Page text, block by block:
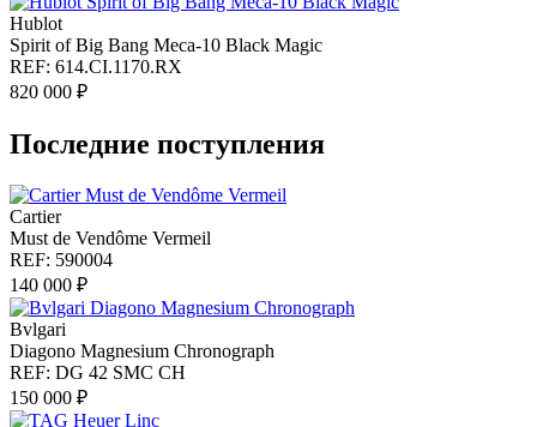
Hublot
Spirit of Big Bang Meca-10 Black Magic
REF: 614.CI.1170.RX
820 000 ₽
Последние поступления
Cartier
Must de Vendôme Vermeil
REF: 590004
140 000 ₽
Bvlgari
Diagono Magnesium Chronograph
REF: DG 42 SMC CH
150 000 ₽